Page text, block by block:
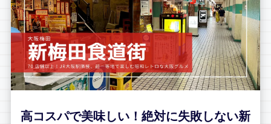
高コスパで美味しい！絶対に失敗しない新